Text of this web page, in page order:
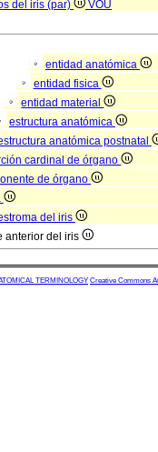
del iris (par)
VOU
entidad anatómica
entidad fisica
entidad material
estructura anatómica
anatómica postnatal
cardinal de órgano
de órgano
del iris
anterior del iris
TERMINOLOGY Creative Commons